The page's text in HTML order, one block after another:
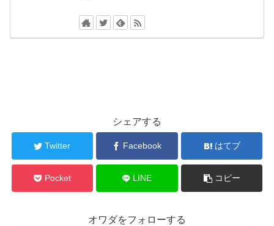
シェアする
Twitter Facebook はてブ
Pocket LINE コピー
オワダをフォローする